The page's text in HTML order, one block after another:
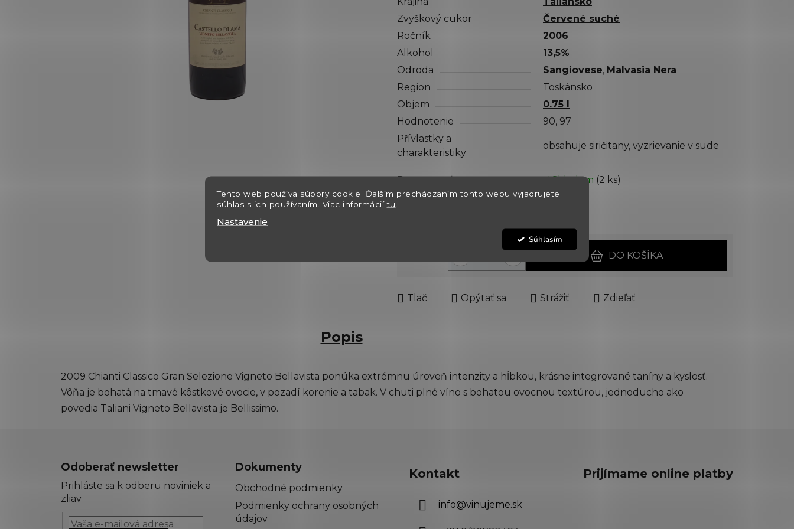
Tento web používa súbory cookie. Ďalším prechádzaním tohto webu vyjadrujete
súhlas s ich používaním. Viac informáciítu
Nastavenie
Súhlasím
z
5
hviezdičiek.
Zvyškový cukor
Červené suché
Ročník
2006
Alkohol
13,5%
Odroda
Sangiovese, Malvasia Nera
Region
Toskánsko
Objem
0.75 l
Hodnotenie
90, 97
Přívlastky a
charakteristiky
obsahuje siričitany, vyzrievanie v sude
Dostupnosť ✅ Skladom (2 ks)
Môžeme doručiť do:
10.8.2026
€270
Jednotková cena:
DO KOŠÍKA
Tlač Opýtať sa Strážiť Zdieľať
Popis
2009 Chianti Classico Gran Selezione Vigneto Bellavista ponúka extrémnu úroveň intenzity a hĺbkou, krásne integrované taníny a kyslosť.
Vôňa je bohatá na tmavé kôstkové ovocie, v pozadí korenie a tabak. V chuti plné víno s bohatou ovocnou textúrou, jednoducho ako
povedia Taliani Vigneto Bellavista je Bellissimo.
Odoberať newsletter
Prihláste sa k odberu noviniek a
zliav
Dokumenty
Obchodné podmienky
Podmienky ochrany osobných
údajov
Kontakt
info@vinujeme.sk
Prijímame online platby